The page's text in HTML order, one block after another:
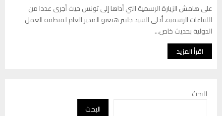
على هامش الزيارة الرسمية التي أداها إلى تونس حيث أجرى عددا من
اللقاءات الرسمية، أدلى السيد جلبير هنغبو المدير العام لمنظمة العمل
الدولية بحديث خاص...
اقرأ المزيد
البحث
البحث